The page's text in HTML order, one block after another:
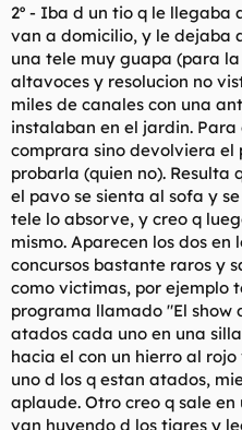
2º - Iba d un tio q le llegaba
van a domicilio, y le dejaba
una tele muy guapa (para
altavoces y resolucion no
miles de canales con una
instalaban en el jardin.
comprara sino devolviera el
probarla (quien no). Resulta
el pavo se sienta al sofa y
tele lo absorve, y creo q
mismo. Aparecen los dos en
concursos bastante raros y
como victimas, por ejemplo
programa llamado "El show
atados cada uno en una
hacia el con un hierro al
uno d los q estan atados,
aplaude. Otro creo q sale
van huyendo d los tigres y